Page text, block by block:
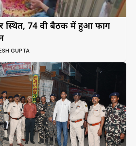
स्थित, 74 वी बैठक में हुआ फाग
GUPTA